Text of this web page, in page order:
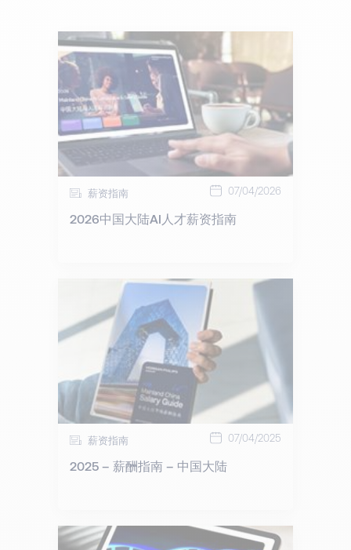
薪资指南 07/04/2026
2026中国大陆AI人才薪资指南
薪资指南 07/04/2025
2025 – 薪酬指南 – 中国大陆